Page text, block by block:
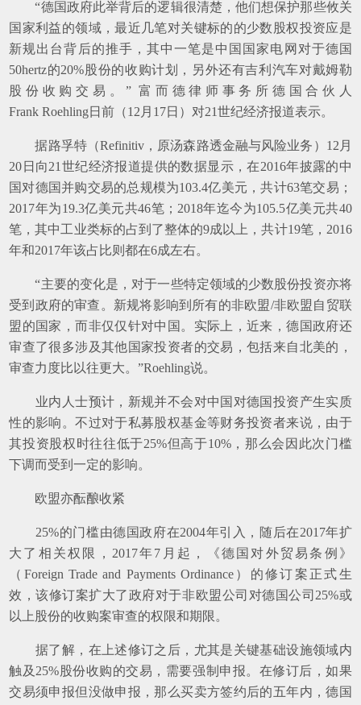
“德国政府此举背后的逻辑很清楚，他们想保护那些攸关
国家利益的领域，最近几笔对关键标的的少数股权投资应是
新规出台背后的推手，其中一笔是中国国家电网对于德国
50hertz的20%股份的收购计划，另外还有吉利汽车对戴姆勒
股份收购交易。” 富而德律师事务所德国合伙人
Frank Roehling日前（12月17日）对21世纪经济报道表示。
据路孚特（Refinitiv，原汤森路透金融与风险业务）12月
20日向21世纪经济报道提供的数据显示，在2016年披露的中
国对德国并购交易的总规模为103.4亿美元，共计63笔交易；
2017年为19.3亿美元共46笔；2018年迄今为105.5亿美元共40
笔，其中工业类标的占到了整体的9成以上，共计19笔，2016
年和2017年该占比则都在6成左右。
“主要的变化是，对于一些特定领域的少数股份投资亦将
受到政府的审查。新规将影响到所有的非欧盟/非欧盟自贸联
盟的国家，而非仅仅针对中国。实际上，近来，德国政府还
审查了很多涉及其他国家投资者的交易，包括来自北美的，
审查力度比以往更大。”Roehling说。
业内人士预计，新规并不会对中国对德国投资产生实质
性的影响。不过对于私募股权基金等财务投资者来说，由于
其投资股权时往往低于25%但高于10%，那么会因此次门槛
下调而受到一定的影响。
欧盟亦酝酿收紧
25%的门槛由德国政府在2004年引入，随后在2017年扩
大了相关权限，2017年7月起，《德国对外贸易条例》
（Foreign Trade and Payments Ordinance）的修订案正式生
效，该修订案扩大了政府对于非欧盟公司对德国公司25%或
以上股份的收购案审查的权限和期限。
据了解，在上述修订之后，尤其是关键基础设施领域内
触及25%股份收购的交易，需要强制申报。在修订后，如果
交易须申报但没做申报，那么买卖方签约后的五年内，德国